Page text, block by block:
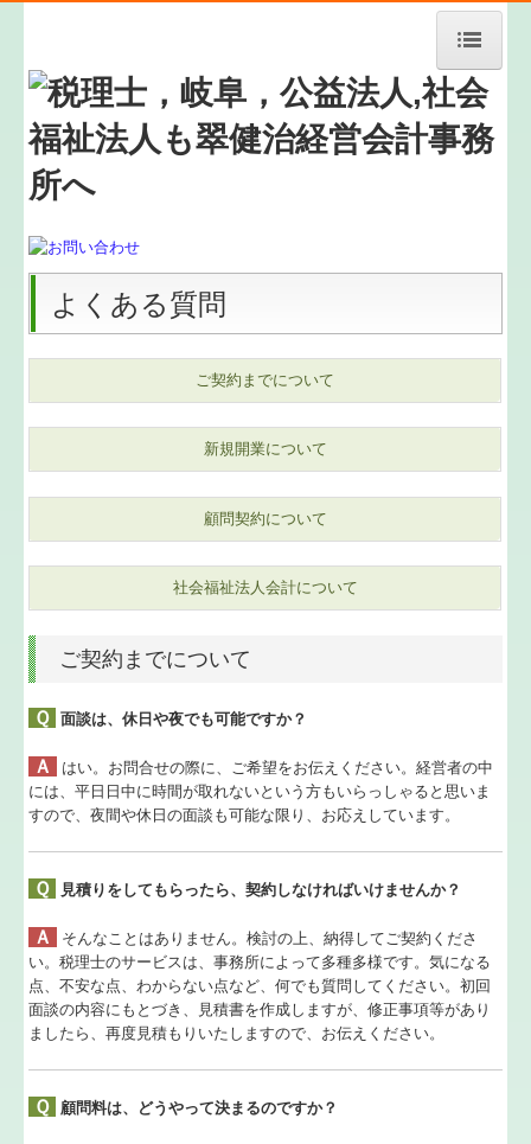
HOME
事務所紹介
経営理念
料金案内
メールでのお問い合わせ
業務案内
ご契約までの流れ
セミナー案内
連続黒字の為に
経営計画
決算カウンセリング
補助金・助成金・融資情報
よくある質問
ご契約までについて
新規開業について
顧問契約について
社会福祉法人会計について
ご契約までについて
Ｑ 面談は、休日や夜でも可能ですか？
Ａ
はい。お問合せの際に、ご希望をお伝えください。経営者の中
には、平日日中に時間が取れないという方もいらっしゃると思いま
すので、夜間や休日の面談も可能な限り、お応えしています。
Ｑ 見積りをしてもらったら、契約しなければいけませんか？
Ａ
そんなことはありません。検討の上、納得してご契約くださ
い。税理士のサービスは、事務所によって多種多様です。気になる
点、不安な点、わからない点など、何でも質問してください。初回
面談の内容にもとづき、見積書を作成しますが、修正事項等があり
ましたら、再度見積もりいたしますので、お伝えください。
Ｑ 顧問料は、どうやって決まるのですか？